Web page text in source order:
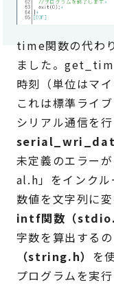
time関数の代わり
ました。get_tim
時刻（単位はマ
これは標準ライ
シリアル通信を
serial_wri_dat
未定義のエラー
al.h」をインクル
数値を文字列に
intf関数（
字数を算出する
（string.h） を
プログラムを実行